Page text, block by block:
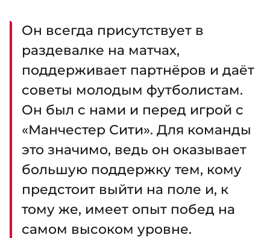
Он всегда присутствует в
раздевалке на матчах,
поддерживает партнёров и даёт
советы молодым футболистам.
Он был с нами и перед игрой с
«Манчестер Сити». Для команды
это значимо, ведь он оказывает
большую поддержку тем, кому
предстоит выйти на поле и, к
тому же, имеет опыт побед на
самом высоком уровне.